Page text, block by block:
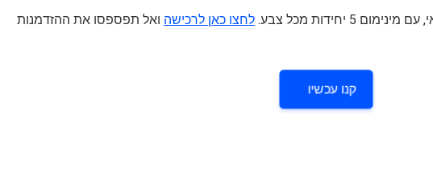
לחצו כאן לרכישה ואל תפספסו את ההזדמנות
קנו עכשיו